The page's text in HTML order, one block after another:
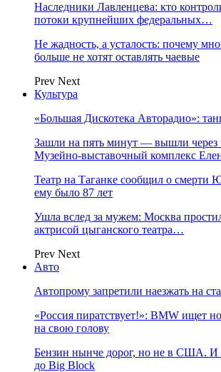
Наследники Лавленцева: кто
потоки крупнейших федеральных…
Не жадность, а усталость: почему
больше не хотят оставлять чаевые
Prev Next
Культура
«Большая Дискотека Авторадио»:
Зашли на пять минут — вышли через
Музейно-выставочный комплекс
Театр на Таганке сообщил о
ему было 87 лет
Ушла вслед за мужем: Москва
актрисой цыганского театра…
Prev Next
Авто
Автопрому запретили наезжать на
«Россия пиратствует!»: BMW ищет
на свою голову
Бензин нынче дорог, но не в США. И
до Big Block